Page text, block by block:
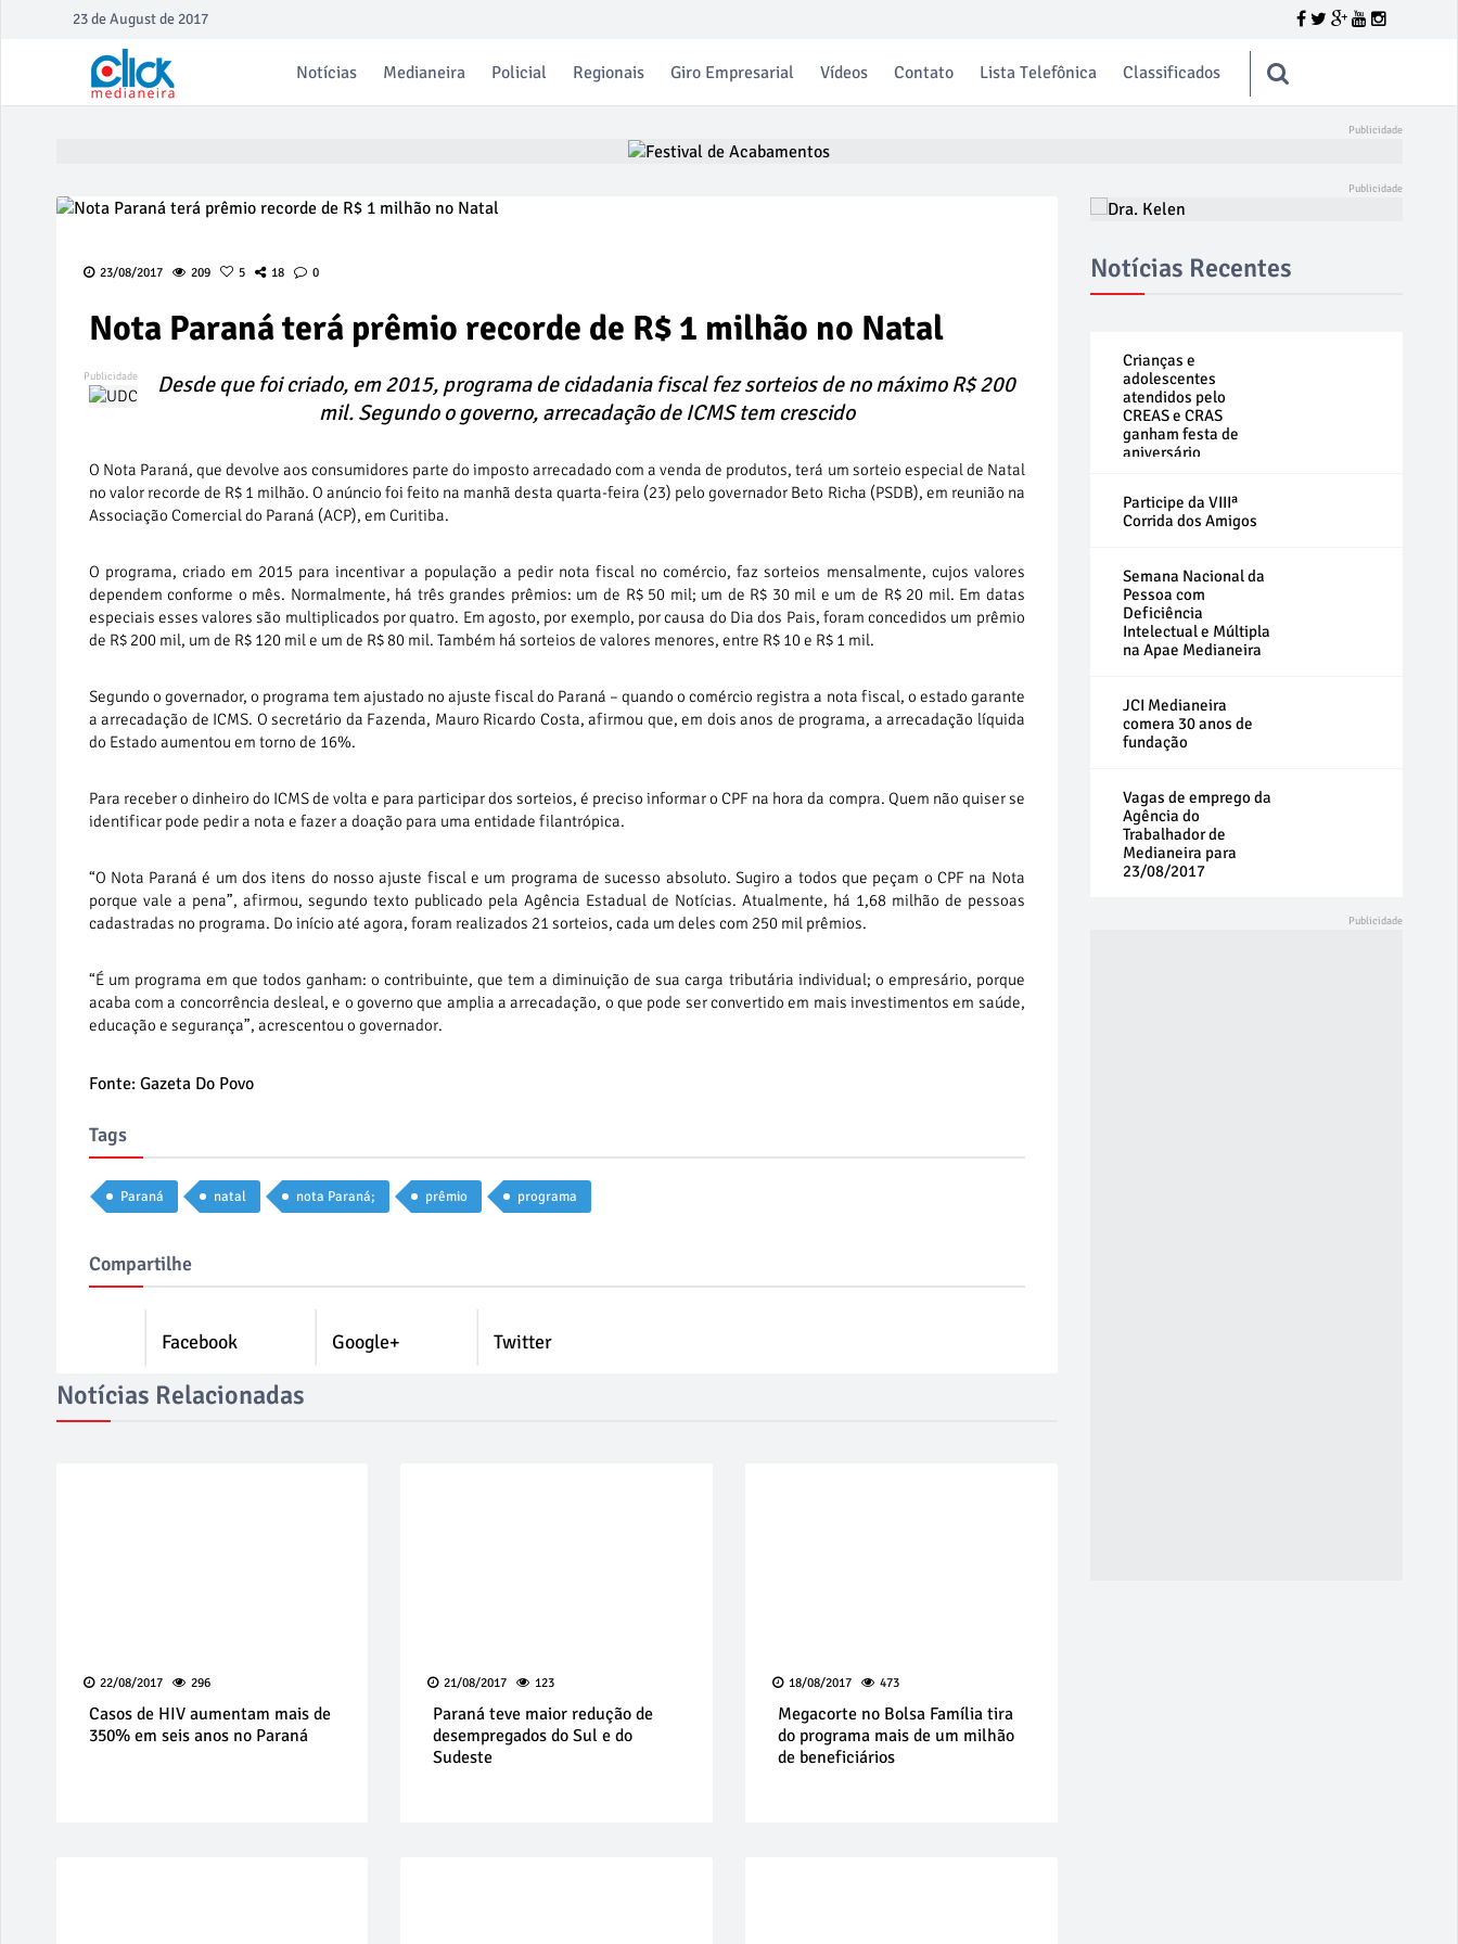
23 de August de 2017
Notícias Medianeira Policial Regionais Giro Empresarial Vídeos Contato Lista Telefônica Classificados
23/08/2017 209 5 18 0
Nota Paraná terá prêmio recorde de R$ 1 milhão no Natal
Desde que foi criado, em 2015, programa de cidadania fiscal fez sorteios de no máximo R$ 200
mil. Segundo o governo, arrecadação de ICMS tem crescido
O Nota Paraná, que devolve aos consumidores parte do imposto arrecadado com a venda de produtos, terá um sorteio especial de Natal
no valor recorde de R$ 1 milhão. O anúncio foi feito na manhã desta quarta-feira (23) pelo governador Beto Richa (PSDB), em reunião na
Associação Comercial do Paraná (ACP), em Curitiba.
O programa, criado em 2015 para incentivar a população a pedir nota fiscal no comércio, faz sorteios mensalmente, cujos valores
dependem conforme o mês. Normalmente, há três grandes prêmios: um de R$ 50 mil; um de R$ 30 mil e um de R$ 20 mil. Em datas
especiais esses valores são multiplicados por quatro. Em agosto, por exemplo, por causa do Dia dos Pais, foram concedidos um prêmio
de R$ 200 mil, um de R$ 120 mil e um de R$ 80 mil. Também há sorteios de valores menores, entre R$ 10 e R$ 1 mil.
Segundo o governador, o programa tem ajustado no ajuste fiscal do Paraná – quando o comércio registra a nota fiscal, o estado garante
a arrecadação de ICMS. O secretário da Fazenda, Mauro Ricardo Costa, afirmou que, em dois anos de programa, a arrecadação líquida
do Estado aumentou em torno de 16%.
Para receber o dinheiro do ICMS de volta e para participar dos sorteios, é preciso informar o CPF na hora da compra. Quem não quiser se
identificar pode pedir a nota e fazer a doação para uma entidade filantrópica.
“O Nota Paraná é um dos itens do nosso ajuste fiscal e um programa de sucesso absoluto. Sugiro a todos que peçam o CPF na Nota
porque vale a pena”, afirmou, segundo texto publicado pela Agência Estadual de Notícias. Atualmente, há 1,68 milhão de pessoas
cadastradas no programa. Do início até agora, foram realizados 21 sorteios, cada um deles com 250 mil prêmios.
“É um programa em que todos ganham: o contribuinte, que tem a diminuição de sua carga tributária individual; o empresário, porque
acaba com a concorrência desleal, e o governo que amplia a arrecadação, o que pode ser convertido em mais investimentos em saúde,
educação e segurança”, acrescentou o governador.
Fonte: Gazeta Do Povo
Tags
Paraná natal nota Paraná; prêmio programa
Compartilhe
Facebook Google+ Twitter
Notícias Relacionadas
22/08/2017 296
Casos de HIV aumentam mais de
350% em seis anos no Paraná
21/08/2017 123
Paraná teve maior redução de
desempregados do Sul e do
Sudeste
18/08/2017 473
Megacorte no Bolsa Família tira
do programa mais de um milhão
de beneficiários
Notícias Recentes
Crianças e
adolescentes
atendidos pelo
CREAS e CRAS
ganham festa de
aniversário
Participe da VIIIª
Corrida dos Amigos
Semana Nacional da
Pessoa com
Deficiência
Intelectual e Múltipla
na Apae Medianeira
JCI Medianeira
comera 30 anos de
fundação
Vagas de emprego da
Agência do
Trabalhador de
Medianeira para
23/08/2017